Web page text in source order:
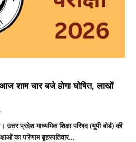
आज शाम चार बजे होगा घोषित, लाखों
प्रदेश माध्यमिक शिक्षा परिषद (यूपी बोर्ड) की
का परिणाम बृहस्पतिवार…